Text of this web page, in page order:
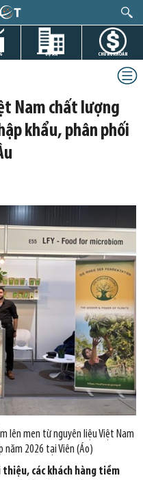
DỰ ÁN CHỨNG KHOÁN
Nam chất lượng
khẩu, phân phối
lên men từ nguyên liệu Việt Nam
năm 2026 tại Viên (Áo)
các khách hàng tiềm